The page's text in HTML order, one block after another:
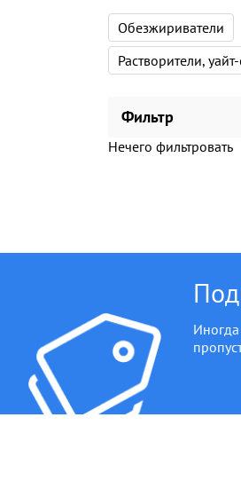
Обезжириватели
Растворители,
Фильтр
Нечего фильтровать